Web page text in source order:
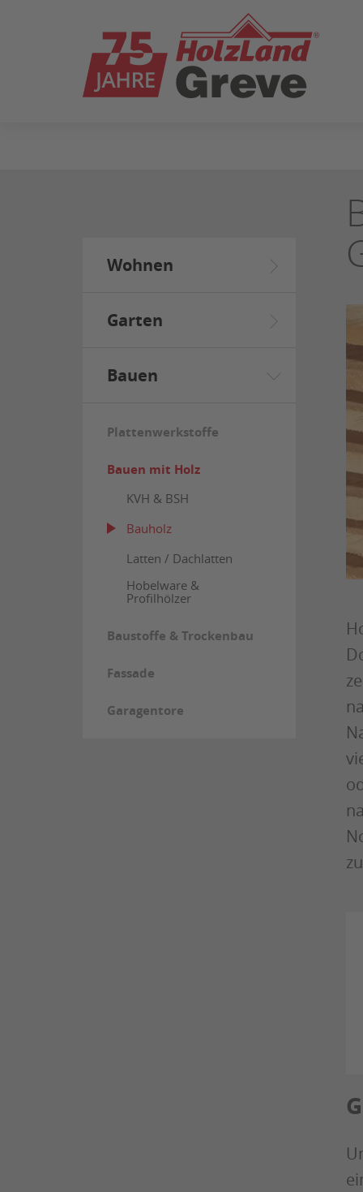
Wohnen
Garten
Bauen
Plattenwerkstoffe
Bauen mit Holz
KVH & BSH
Bauholz
Latten / Dachlatten
Hobelware &
Profilhölzer
Baustoffe & Trockenbau
Fassade
Garagentore